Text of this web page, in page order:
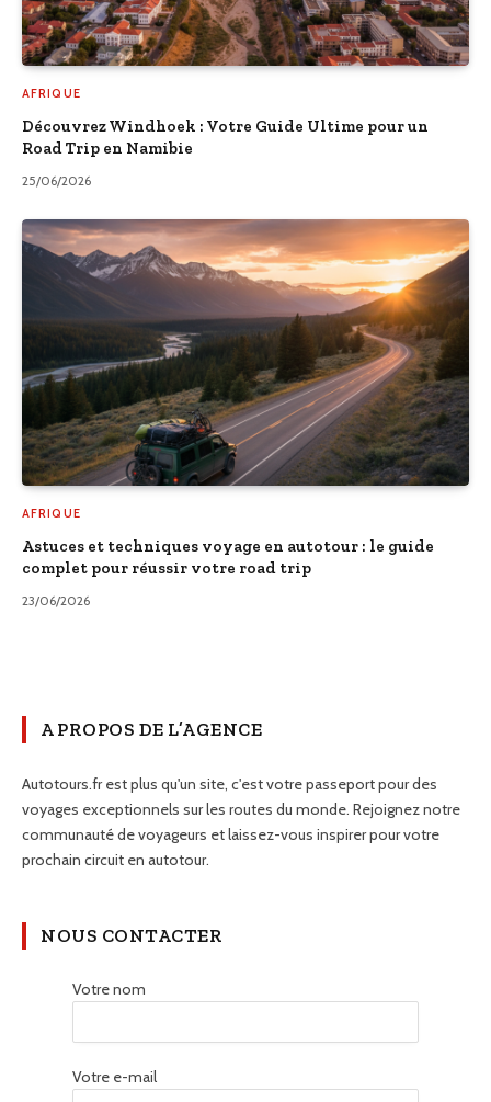
AFRIQUE
Découvrez Windhoek : Votre Guide Ultime pour un
Road Trip en Namibie
25/06/2026
AFRIQUE
Astuces et techniques voyage en autotour : le guide
complet pour réussir votre road trip
23/06/2026
A PROPOS DE L’AGENCE
Autotours.fr est plus qu'un site, c'est votre passeport pour des
voyages exceptionnels sur les routes du monde. Rejoignez notre
communauté de voyageurs et laissez-vous inspirer pour votre
prochain circuit en autotour.
NOUS CONTACTER
Votre nom
Votre e-mail